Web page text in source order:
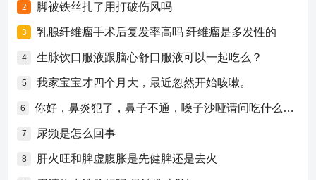
2 脚被铁丝扎了用打破伤风吗
3 乳腺纤维瘤手术后复发率高吗 纤维瘤是多发性的
4 生脉饮口服液跟脑心舒口服液可以一起吃么？
5 我家宝宝才四个月大，最近忽然开始咳嗽。
6 你好，鼻炎犯了，鼻子不通，嗓子沙哑请问吃什么药比较好？
7 尿频是怎么回事
8 肝火旺和脾虚腹胀是先健脾还是去火